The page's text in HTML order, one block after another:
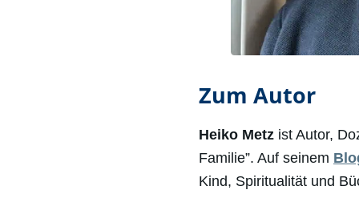
Zum Autor
Heiko Metz ist Autor,
Familie”. Auf seinem
Kind, Spiritualität und